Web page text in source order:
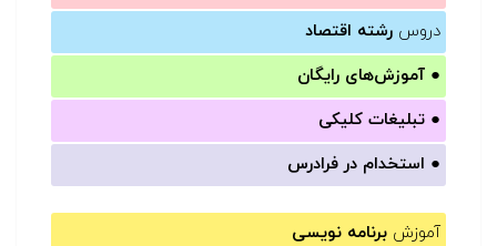
دروس رشته اقتصاد
● آموزش‌های رایگان
● تبلیغات کلیکی
● استخدام در فرادرس
آموزش برنامه نویسی